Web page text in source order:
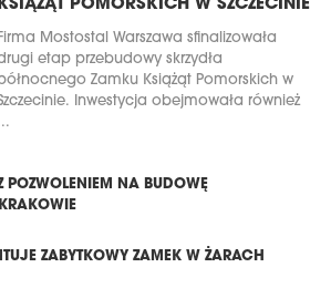
POMORSKICH W SZCZECINIE
Firma Mostostal Warszawa sfinalizowała
etap przebudowy skrzydła
Zamku Książąt Pomorskich w
Inwestycja obejmowała również
POZWOLENIEM NA BUDOWĘ
ZABYTKOWY ZAMEK W ŻARACH